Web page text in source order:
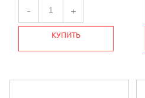
- +
КУПИТЬ